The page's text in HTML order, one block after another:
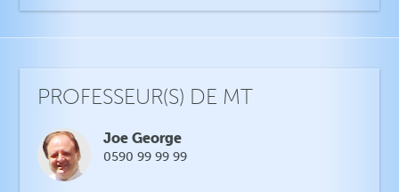
PROFESSEUR(S) DE MT
Joe George
0590 99 99 99